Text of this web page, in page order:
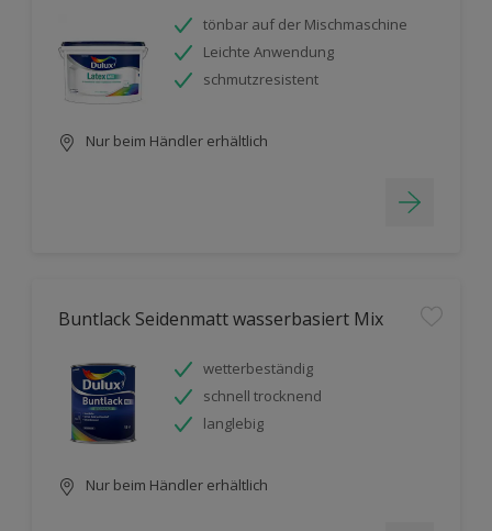
tönbar auf der Mischmaschine
Leichte Anwendung
schmutzresistent
Nur beim Händler erhältlich
Buntlack Seidenmatt wasserbasiert Mix
wetterbeständig
schnell trocknend
langlebig
Nur beim Händler erhältlich